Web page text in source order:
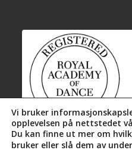
Vi bruker
opplevelsen på nettstedet
Du kan finne ut mer om
bruker eller slå dem av under